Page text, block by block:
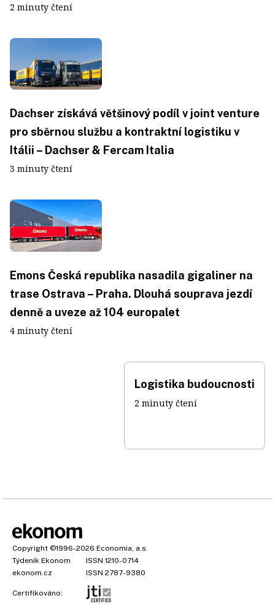
2 minuty čtení
Dachser získává většinový podíl v joint venture
pro sběrnou službu a kontraktní logistiku v
Itálii – Dachser & Fercam Italia
3 minuty čtení
Emons Česká republika nasadila gigaliner na
trase Ostrava – Praha. Dlouhá souprava jezdí
denně a uveze až 104 europalet
4 minuty čtení
Logistika budoucnosti
2 minuty čtení
Copyright ©1996-2026 Economia, a.s.
Týdeník Ekonom
ISSN 1210-0714
ekonom.cz
ISSN 2787-9380
Certifikováno: